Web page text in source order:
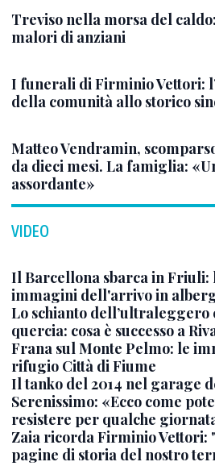
Treviso nella morsa del
malori di anziani
I funerali di Firminio Vettori:
della comunità allo storico
Matteo Vendramin,
da dieci mesi. La famiglia:
assordante»
VIDEO
Il Barcellona sbarca in Friuli:
immagini dell'arrivo in
Lo schianto dell’ultraleggero
quercia: cosa è successo a
Frana sul Monte Pelmo: le
rifugio Città di Fiume
Il tanko del 2014 nel garage
Serenissimo: «Ecco come
resistere per qualche
Zaia ricorda Firminio Vettori:
pagine di storia del nostro